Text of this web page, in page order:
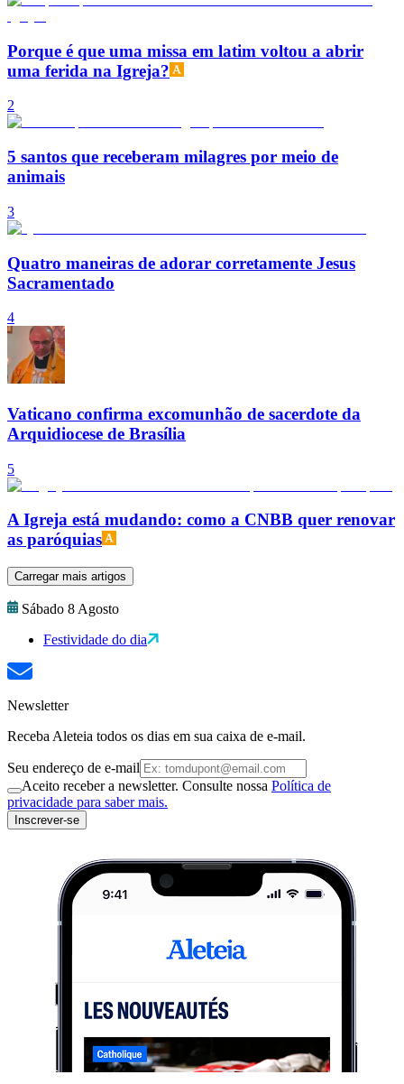
Porque é que uma missa em latim voltou a abrir
uma ferida na Igreja?
2
5 santos que receberam milagres por meio de
animais
3
Quatro maneiras de adorar corretamente Jesus
Sacramentado
4
Vaticano confirma excomunhão de sacerdote da
Arquidiocese de Brasília
5
A Igreja está mudando: como a CNBB quer renovar
as paróquias
Carregar mais artigos
Sábado 8 Agosto
Festividade do dia
Newsletter
Receba Aleteia todos os dias em sua caixa de e-mail.
Seu endereço de e-mail
Aceito receber a newsletter. Consulte nossa Política de
privacidade para saber mais.
Inscrever-se